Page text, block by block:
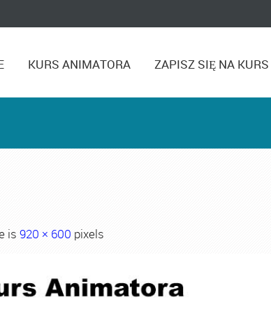
KURS ANIMATORA ZAPISZ SIĘ NA KURS
is 920 × 600 pixels